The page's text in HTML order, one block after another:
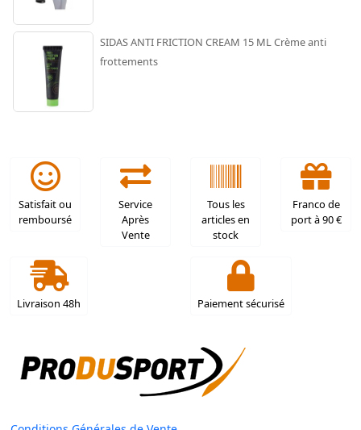
SIDAS ANTI FRICTION CREAM 15 ML Crème anti
frottements
Satisfait ou
remboursé
Service
Après
Vente
Tous les
articles en
stock
Franco de
port à 90 €
Livraison 48h Paiement sécurisé